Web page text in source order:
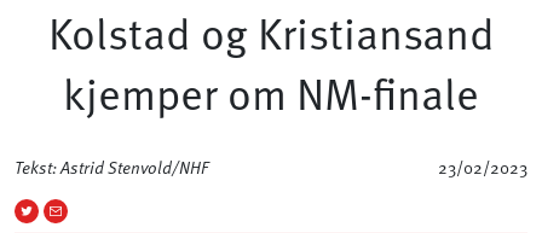
Kolstad og Kristiansand
kjemper om NM-finale
Tekst: Astrid Stenvold/NHF 23/02/2023